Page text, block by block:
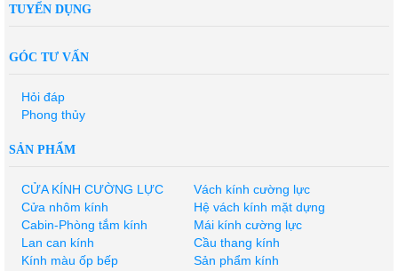
TUYỂN DỤNG
GÓC TƯ VẤN
Hỏi đáp
Phong thủy
SẢN PHẨM
CỬA KÍNH CƯỜNG LỰC
Vách kính cường lực
Cửa nhôm kính
Hệ vách kính mặt dựng
Cabin-Phòng tắm kính
Mái kính cường lực
Lan can kính
Cầu thang kính
Kính màu ốp bếp
Sản phẩm kính